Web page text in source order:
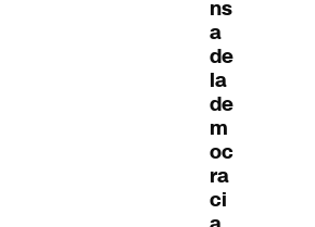
ns
a
de
la
de
m
oc
ra
ci